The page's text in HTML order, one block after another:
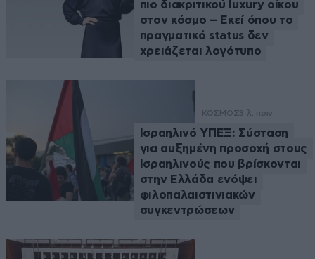
πιο διακριτικού luxury οίκου
στον κόσμο – Εκεί όπου το
πραγματικό status δεν
χρειάζεται λογότυπο
ΚΟΣΜΟΣ3 λ. πριν
Ισραηλινό ΥΠΕΞ: Σύσταση
για αυξημένη προσοχή στους
Ισραηλινούς που βρίσκονται
στην Ελλάδα ενόψει
φιλοπαλαιστινιακών
συγκεντρώσεων